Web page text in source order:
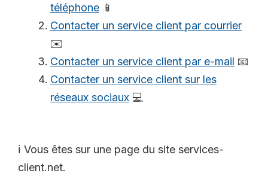
téléphone 📱
Contacter un service client par courrier
✉️
Contacter un service client par e-mail 📧
Contacter un service client sur les
réseaux sociaux 💻
ℹ️ Vous êtes sur une page du site services-
client.net.